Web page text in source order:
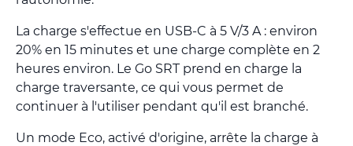
La charge s'effectue en USB-C à 5 V/3 A : environ
20% en 15 minutes et une charge complète en 2
heures environ. Le Go SRT prend en charge la
charge traversante, ce qui vous permet de
continuer à l'utiliser pendant qu'il est branché.
Un mode Eco, activé d'origine, arrête la charge à